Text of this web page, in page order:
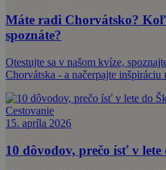
Máte radi Chorvátsko?
spoznáte?
Otestujte sa v našom kvíze,
Chorvátska - a načerpajte inšpiráciu
Cestovanie
15. apríla 2026
10 dôvodov, prečo ísť v